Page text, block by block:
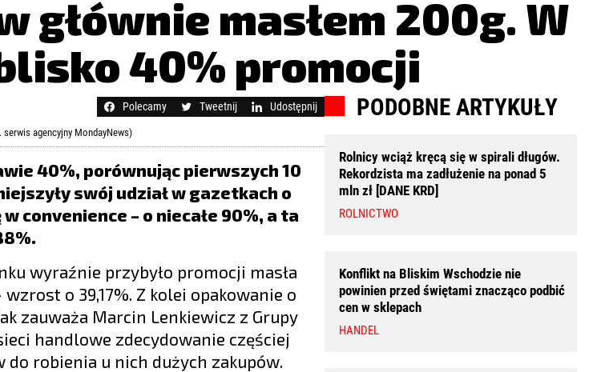
zaloguj się
głównie masłem 200g. W
40% promocji
Polecamy Tweetnij Udostępnij
agencyjny MondayNews)
40%, porównując pierwszych 10
swój udział w gazetkach o
convenience – o niecałe 90%, a ta
wyraźnie przybyło promocji masła
o 39,17%. Z kolei opakowanie o
zauważa Marcin Lenkiewicz z Grupy
handlowe zdecydowanie częściej
robienia u nich dużych zakupów.
PODOBNE ARTYKUŁY
Rolnicy wciąż kręcą się w spirali długów.
Rekordzista ma zadłużenie na ponad 5
mln zł [DANE KRD]
ROLNICTWO
Konflikt na Bliskim Wschodzie nie
powinien przed świętami znacząco podbić
cen w sklepach
HANDEL